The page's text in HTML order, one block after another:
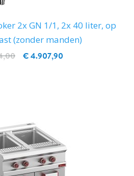
2x GN 1/1, 2x 40 liter, op
(zonder manden)
€ 4.907,90